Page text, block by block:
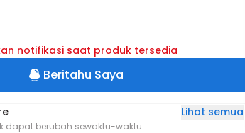
notifikasi saat produk tersedia
Beritahu Saya
Lihat semua
dapat berubah sewaktu-waktu